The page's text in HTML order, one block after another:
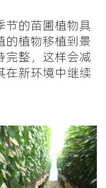
节的苗圃植物具
的植物移植到景
完整，这样会减
在新环境中继续